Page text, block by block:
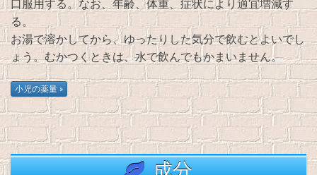
口服用する。なお、年齢、体重、症状により適宜増減す
る。
お湯で溶かしてから、ゆったりした気分で飲むとよいでし
ょう。むかつくときは、水で飲んでもかまいません。
成分